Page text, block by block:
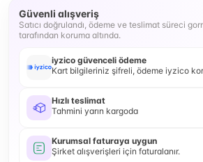
Güvenli alışveriş
Satıcı doğrulandı, ödeme ve teslimat süreci
tarafından koruma altında.
iyzico güvenceli ödeme
Kart bilgileriniz şifreli, ödeme iyzico
Hızlı teslimat
Tahmini yarın kargoda
Kurumsal faturaya uygun
Şirket alışverişleri için faturalanır.